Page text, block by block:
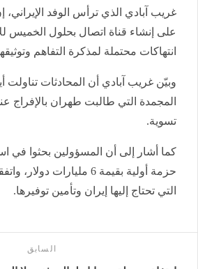
غريب آبادي الذي ترأس الوفد الإيراني،
على إنشاء قناة اتصال بحلول الخميس
انتهاكات محتملة لمذكرة التفاهم
وبيّن غريب آبادي أن المحادثات تناولت
المجمدة التي طالبت طهران بالإفراج
تسوية.
كما أشار إلى أن المسؤولين بحثوا في
حزمة أولية بقيمة 6 مليارات
التي تحتاج إليها إيران وتأمين توفيرها.
السابق